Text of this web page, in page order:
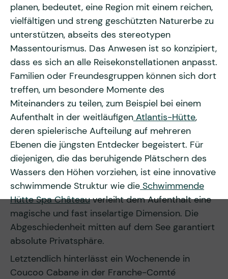
planen, bedeutet, eine Region mit einem reichen,
vielfältigen und streng geschützten Naturerbe zu
unterstützen, abseits des stereotypen
Massentourismus. Das Anwesen ist so konzipiert,
dass es sich an alle Reisekonstellationen anpasst.
Familien oder Freundesgruppen können sich dort
treffen, um besondere Momente des
Miteinanders zu teilen, zum Beispiel bei einem
Aufenthalt in der weitläufigen Atlantis-Hütte,
deren spielerische Aufteilung auf mehreren
Ebenen die jüngsten Entdecker begeistert. Für
diejenigen, die das beruhigende Plätschern des
Wassers den Höhen vorziehen, ist eine innovative
schwimmende Struktur wie die Schwimmende
Hütte Spa Châteauverleiht dem Aufenthalt eine
magische und fast inselartige Dimension. Die
Abgeschiedenheit mitten auf dem See garantiert
absolute Privatsphäre.
Letztendlich hinterlässt ein Wochenende in
Coucoo Cabane in der Franche-Comté